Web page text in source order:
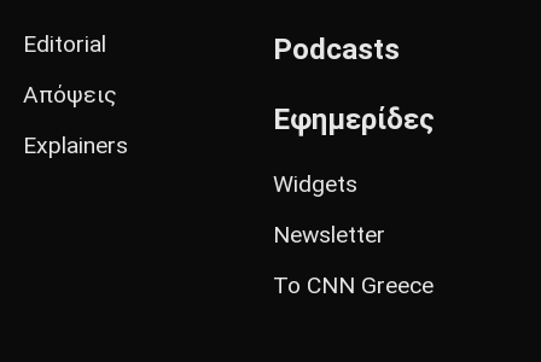
Editorial
Απόψεις
Explainers
Podcasts
Εφημερίδες
Widgets
Newsletter
Το CNN Greece